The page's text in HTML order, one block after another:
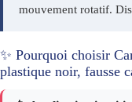
mouvement rotatif.
✨ Pourquoi choisir
plastique noir, fausse